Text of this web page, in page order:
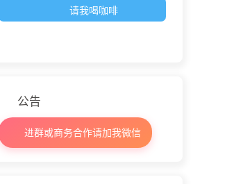
请我喝咖啡
公告
进群或商务合作请加我微信